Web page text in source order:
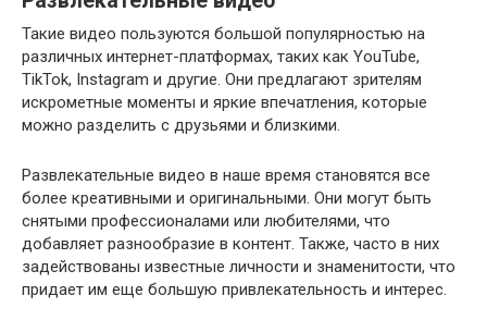
Такие видео пользуются большой популярностью на
различных интернет-платформах, таких как YouTube,
TikTok, Instagram и другие. Они предлагают зрителям
искрометные моменты и яркие впечатления, которые
можно разделить с друзьями и близкими.
Развлекательные видео в наше время становятся все
более креативными и оригинальными. Они могут быть
снятыми профессионалами или любителями, что
добавляет разнообразие в контент. Также, часто в них
задействованы известные личности и знаменитости, что
придает им еще большую привлекательность и интерес.